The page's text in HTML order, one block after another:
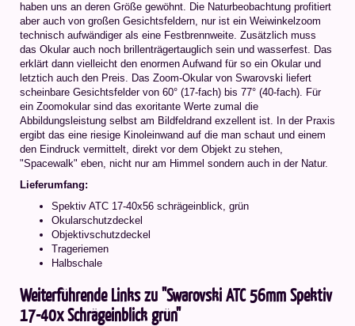
haben uns an deren Größe gewöhnt. Die Naturbeobachtung profitiert
aber auch von großen Gesichtsfeldern, nur ist ein Weiwinkelzoom
technisch aufwändiger als eine Festbrennweite. Zusätzlich muss
das Okular auch noch brillenträgertauglich sein und wasserfest. Das
erklärt dann vielleicht den enormen Aufwand für so ein Okular und
letztich auch den Preis. Das Zoom-Okular von Swarovski liefert
scheinbare Gesichtsfelder von 60° (17-fach) bis 77° (40-fach). Für
ein Zoomokular sind das exoritante Werte zumal die
Abbildungsleistung selbst am Bildfeldrand exzellent ist. In der Praxis
ergibt das eine riesige Kinoleinwand auf die man schaut und einem
den Eindruck vermittelt, direkt vor dem Objekt zu stehen,
"Spacewalk" eben, nicht nur am Himmel sondern auch in der Natur.
Lieferumfang:
Spektiv ATC 17-40x56 schrägeinblick, grün
Okularschutzdeckel
Objektivschutzdeckel
Trageriemen
Halbschale
Weiterführende Links zu "Swarovski ATC 56mm Spektiv
17-40x Schrägeinblick grün"